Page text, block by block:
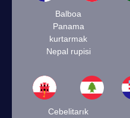
Balboa
Panama
kurtarmak
Nepal rupisi
Cebelitarık